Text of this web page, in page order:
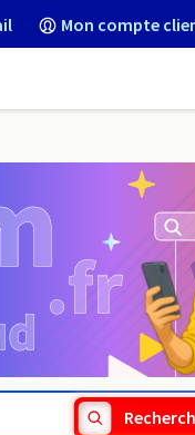
Mon compte